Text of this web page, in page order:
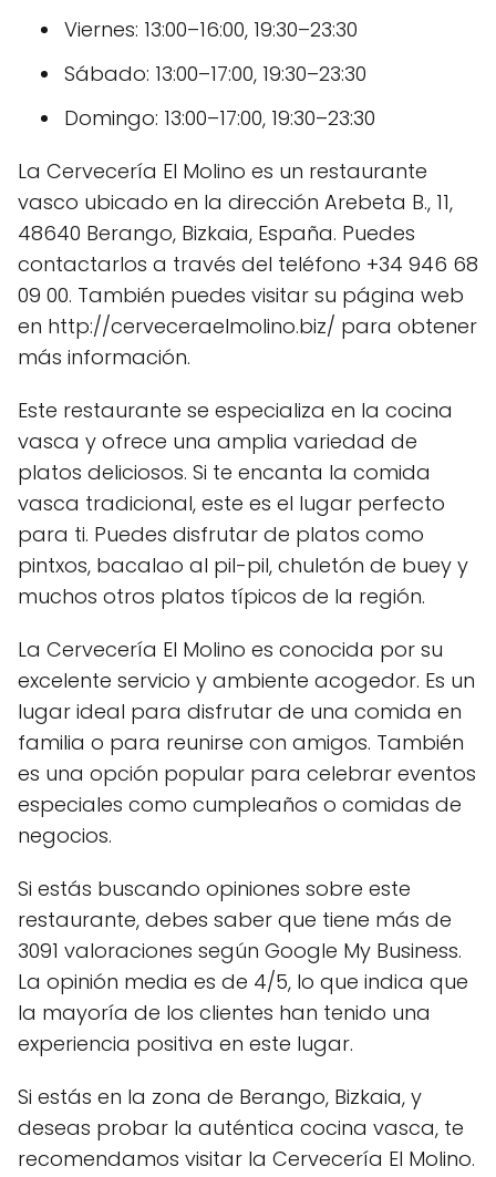
Viernes: 13:00–16:00, 19:30–23:30
Sábado: 13:00–17:00, 19:30–23:30
Domingo: 13:00–17:00, 19:30–23:30
La Cervecería El Molino es un restaurante
vasco ubicado en la dirección Arebeta B., 11,
48640 Berango, Bizkaia, España. Puedes
contactarlos a través del teléfono +34 946 68
09 00. También puedes visitar su página web
en http://cerveceraelmolino.biz/ para obtener
más información.
Este restaurante se especializa en la cocina
vasca y ofrece una amplia variedad de
platos deliciosos. Si te encanta la comida
vasca tradicional, este es el lugar perfecto
para ti. Puedes disfrutar de platos como
pintxos, bacalao al pil-pil, chuletón de buey y
muchos otros platos típicos de la región.
La Cervecería El Molino es conocida por su
excelente servicio y ambiente acogedor. Es un
lugar ideal para disfrutar de una comida en
familia o para reunirse con amigos. También
es una opción popular para celebrar eventos
especiales como cumpleaños o comidas de
negocios.
Si estás buscando opiniones sobre este
restaurante, debes saber que tiene más de
3091 valoraciones según Google My Business.
La opinión media es de 4/5, lo que indica que
la mayoría de los clientes han tenido una
experiencia positiva en este lugar.
Si estás en la zona de Berango, Bizkaia, y
deseas probar la auténtica cocina vasca, te
recomendamos visitar la Cervecería El Molino.